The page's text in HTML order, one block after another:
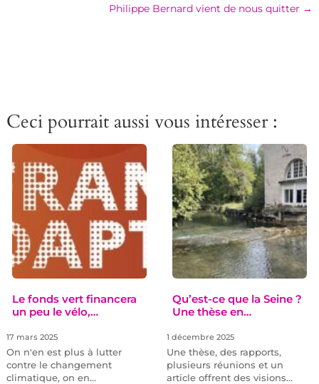
Philippe Bernard vient de nous quitter →
Ceci pourrait aussi vous intéresser :
Le fonds vert financera
un peu le vélo,…
17 mars 2025
On n'en est plus à lutter
contre le changement
climatique, on en…
Qu’est-ce que la Seine ?
Une thèse en…
1 décembre 2025
Une thèse, des rapports,
plusieurs réunions et un
article offrent des visions…